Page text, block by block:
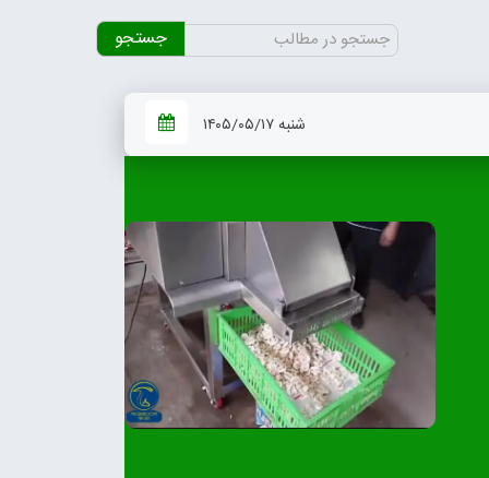
جستجو
برای:
شنبه ۱۴۰۵/۰۵/۱۷